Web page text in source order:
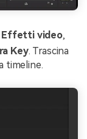
Effetti video,
Key. Trascina
timeline.